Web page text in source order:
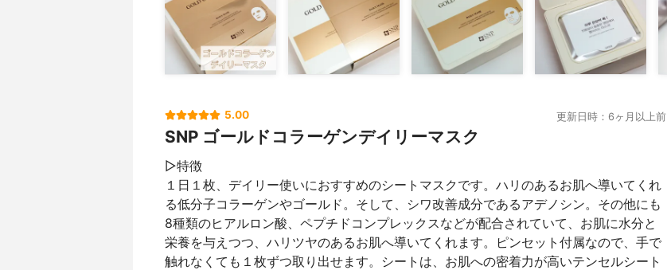
5.00 更新日時：6ヶ月以上前
SNP ゴールドコラーゲンデイリーマスク
▷特徴
１日１枚、デイリー使いにおすすめのシートマスクです。ハリのあるお肌へ導いてくれ
る低分子コラーゲンやゴールド。そして、シワ改善成分であるアデノシン。その他にも
8種類のヒアルロン酸、ペプチドコンプレックスなどが配合されていて、お肌に水分と
栄養を与えつつ、ハリツヤのあるお肌へ導いてくれます。ピンセット付属なので、手で
触れなくても１枚ずつ取り出せます。シートは、お肌への密着力が高いテンセルシート